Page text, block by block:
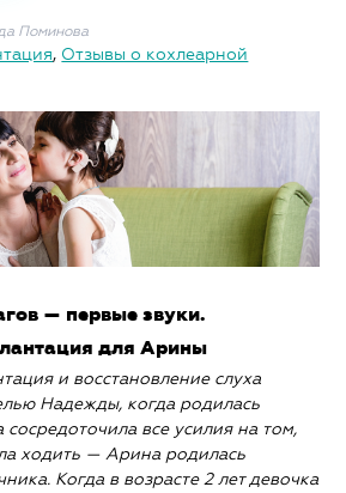
Поминова
, Отзывы о кохлеарной
— первые звуки.
для Арины
и восстановление слуха
Надежды, когда родилась
все усилия на том,
ходить — Арина родилась
Когда в возрасте 2 лет девочка